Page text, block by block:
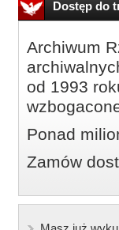
Dostęp do
Archiwum
od 1993
Ponad
Zamów